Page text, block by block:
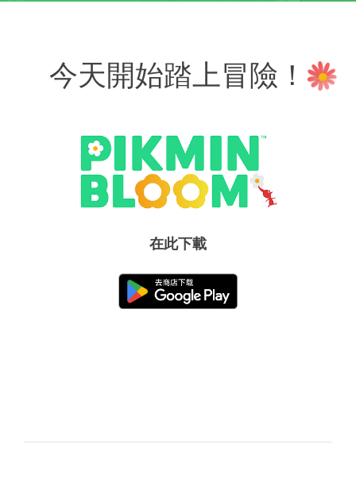
今天開始踏上冒險！
在此下載